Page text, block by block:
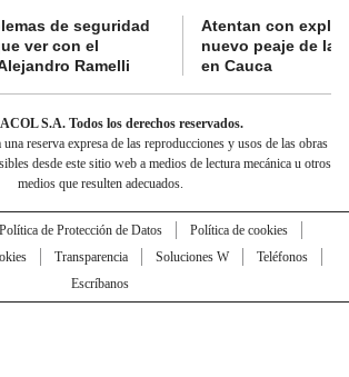
de seguridad
ver con el
Ramelli
Atentan con
nuevo peaje de la
en Cauca
S.A. Todos los derechos reservados.
reserva expresa de las reproducciones y usos de las obras
desde este sitio web a medios de lectura mecánica u otros
medios que resulten adecuados.
Política de Protección de Datos
Política de cookies
Transparencia Soluciones W
Teléfonos
Escríbanos